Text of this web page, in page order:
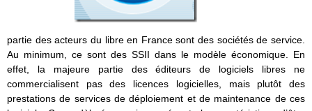
partie des acteurs du libre en France sont des sociétés de service.
Au minimum, ce sont des SSII dans le modèle économique. En
effet, la majeure partie des éditeurs de logiciels libres ne
commercialisent pas des licences logicielles, mais plutôt des
prestations de services de déploiement et de maintenance de ces